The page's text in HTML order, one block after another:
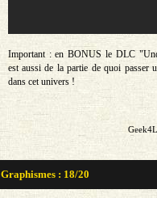
Important : en BONUS le DLC
est aussi de la partie de quoi passer
dans cet univers !
Graphismes : 18/20